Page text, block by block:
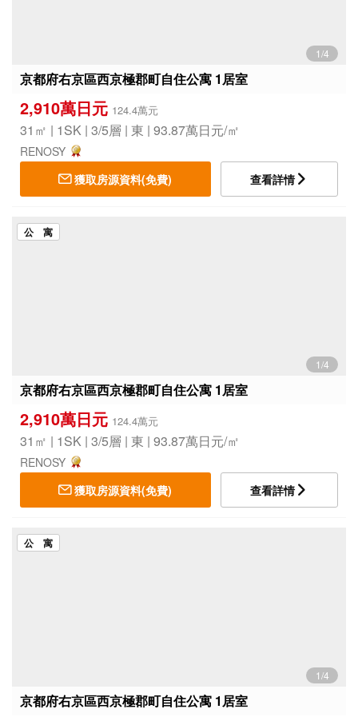
1/4
京都府右京區西京極郡町自住公寓 1居室
2,910萬日元 124.4萬元
31㎡ | 1SK | 3/5層 | 東 | 93.87萬日元/㎡
RENOSY
獲取房源資料(免費)
查看詳情
公 寓
1/4
京都府右京區西京極郡町自住公寓 1居室
2,910萬日元 124.4萬元
31㎡ | 1SK | 3/5層 | 東 | 93.87萬日元/㎡
RENOSY
獲取房源資料(免費)
查看詳情
公 寓
1/4
京都府右京區西京極郡町自住公寓 1居室